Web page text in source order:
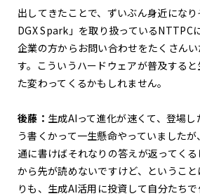
出してきたことで、ずいぶん身近にな
DGX Spark」を取り扱っているNTTPC
企業の方からお問い合わせをたくさん
す。こういうハードウェアが普及する
た変わってくるかもしれません。
後藤： 生成AIって進化が速くて、登場
う書くかって一生懸命やっていました
通に書けばそれなりの答えが返ってく
から先が読めないですけど、というこ
りも、生成AI活用に投資して自分たち